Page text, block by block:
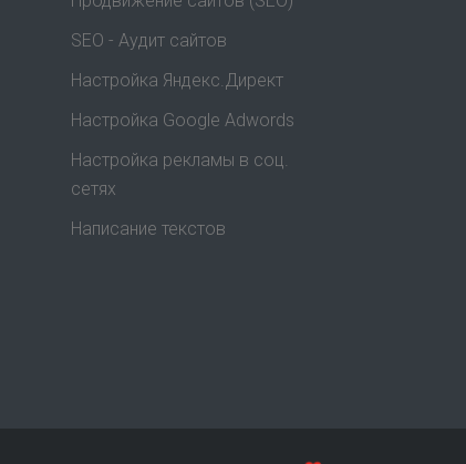
SEO - Аудит сайтов
Настройка Яндекс.Директ
Настройка Google Adwords
Настройка рекламы в соц.
сетях
Написание текстов